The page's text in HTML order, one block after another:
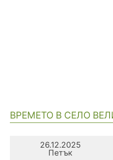
ВРЕМЕТО В СЕЛО
26.12.2025
Петък